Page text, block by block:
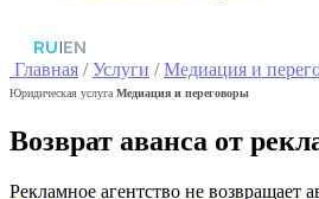
RU|EN
Главная /Услуги /Медиация и
Юридическая услуга Медиация и переговоры
Возврат аванса от
Рекламное агентство не